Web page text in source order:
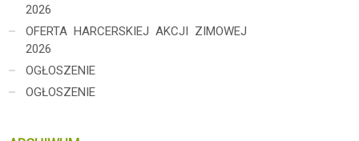
2026
OFERTA HARCERSKIEJ AKCJI ZIMOWEJ
2026
OGŁOSZENIE
OGŁOSZENIE